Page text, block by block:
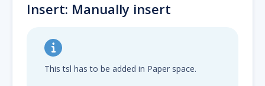
Insert: Manually insert
This tsl has to be added in Paper space.